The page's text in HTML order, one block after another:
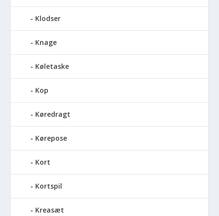
Klodser
Knage
Køletaske
Kop
Køredragt
Kørepose
Kort
Kortspil
Kreasæt